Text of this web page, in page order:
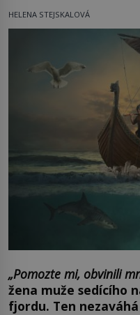
HELENA STEJSKALOVÁ
„Pomozte mi, obvinili
žena muže sedícího
fjordu. Ten